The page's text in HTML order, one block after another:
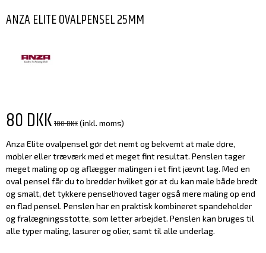
ANZA ELITE OVALPENSEL 25MM
80 DKK100 DKK(inkl. moms)
Anza Elite ovalpensel gør det nemt og bekvemt at male døre,
møbler eller træværk med et meget fint resultat. Penslen tager
meget maling op og aflægger malingen i et fint jævnt lag. Med en
oval pensel får du to bredder hvilket gør at du kan male både bredt
og smalt, det tykkere penselhoved tager også mere maling op end
en flad pensel. Penslen har en praktisk kombineret spandeholder
og fralægningsstøtte, som letter arbejdet. Penslen kan bruges til
alle typer maling, lasurer og olier, samt til alle underlag.